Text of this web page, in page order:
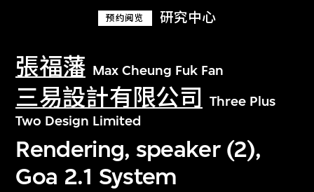
预约阅览 研究中心
張福藩 Max Cheung Fuk Fan
三易設計有限公司
Three Plus
Two Design Limited
Rendering, speaker (2),
Goa 2.1 System
探索世界顶级的二十及二十一世纪视觉
文化藏品。